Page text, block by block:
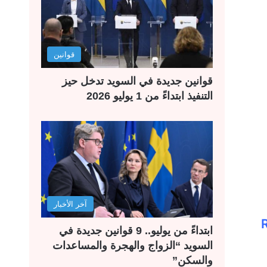
قوانين
قوانين جديدة في السويد تدخل حيز
التنفيذ ابتداءً من 1 يوليو 2026
آخر الأخبار
ابتداءً من يوليو.. 9 قوانين جديدة في
السويد “الزواج والهجرة والمساعدات
والسكن”